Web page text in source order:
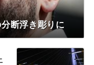
断浮き彫りに